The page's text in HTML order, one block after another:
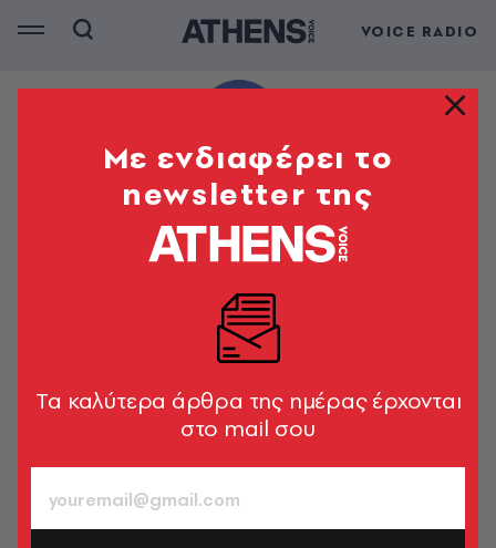
VOICE RADIO
Mε ενδιαφέρει το
newsletter της
Tα καλύτερα άρθρα της ημέρας έρχονται
στο mail σου